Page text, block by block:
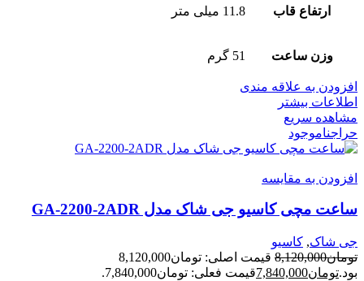
ارتفاع قاب 11.8 میلی متر
وزن ساعت 51 گرم
افزودن به علاقه مندی
اطلاعات بیشتر
مشاهده سریع
حراجناموجود
افزودن به مقایسه
ساعت مچی کاسیو جی شاک مدل GA-2200-2ADR
جی شاک, کاسیو
تومان8,120,000
قیمت اصلی: تومان8,120,000
بود.تومان7,840,000قیمت فعلی: تومان7,840,000.